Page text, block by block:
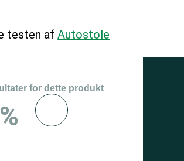
testen afAutostole
for dette produkt